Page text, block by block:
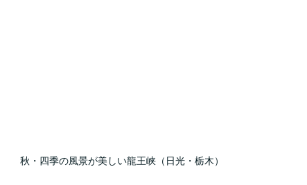
秋・四季の風景が美しい龍王峡（日光・栃木）